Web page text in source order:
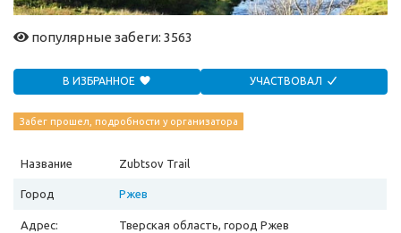
популярные забеги: 3563
В ИЗБРАННОЕ УЧАСТВОВАЛ
Забег прошел, подробности у организатора
Название Zubtsov Trail
Город Ржев
Адрес: Тверская область, город Ржев